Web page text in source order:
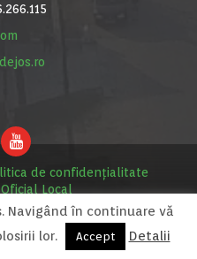
de confidențialitate
Local
Site realizat de MediaDigi.ro
Navigând în continuare vă
lor.
Accept Detalii